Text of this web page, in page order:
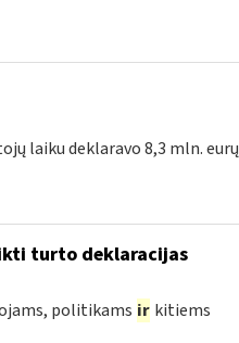
laiku deklaravo 8,3 mln. eurų
turto deklaracijas
politikams ir kitiems